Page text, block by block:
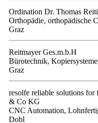
Ordination Dr. Thomas
Orthopädie, orthopädische
Graz
Reitmayer Ges.m.b.H
Bürotechnik,
Graz
resolfe reliable solutions
& Co KG
CNC Automation,
Dobl